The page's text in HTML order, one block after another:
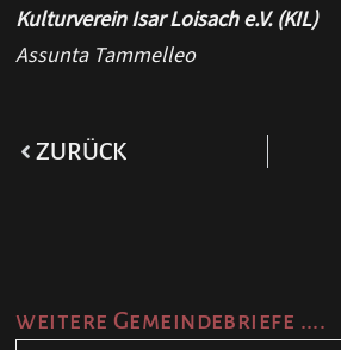
Kulturverein Isar Loisach e.V. (KIL)
Assunta Tammelleo
ZURÜCK
weitere Gemeindebriefe ....